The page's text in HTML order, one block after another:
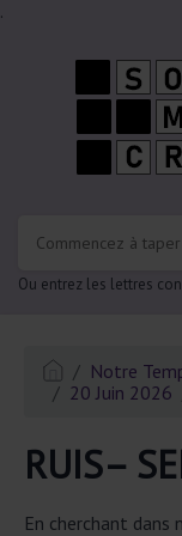
.
Ou entrez les lettres
Notre
20 Juin 2026
RUIS–
En cherchant dans